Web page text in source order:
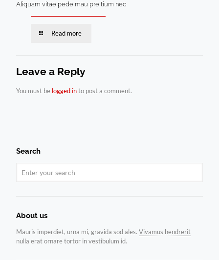
Aliquam vitae pede mau pre tium nec
Read more
Leave a Reply
You must be logged into post a comment.
Search
About us
Mauris imperdiet, urna mi, gravida sod ales. Vivamus hendrerit
nulla erat ornare tortor in vestibulum id.